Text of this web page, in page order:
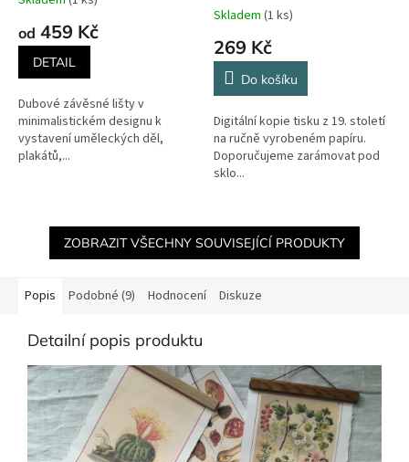
produktu
5
hvězdiček.
od 459 Kč
DETAIL
Dubové závěsné lišty v
minimalistickém designu k
vystavení uměleckých děl,
plakátů,...
Skladem (1 ks)
269 Kč
Do košíku
Digitální kopie tisku z 19. století
na ručně vyrobeném papíru.
Doporučujeme zarámovat pod
sklo...
ZOBRAZIT VŠECHNY SOUVISEJÍCÍ PRODUKTY
Popis Podobné (9) Hodnocení Diskuze
Detailní popis produktu